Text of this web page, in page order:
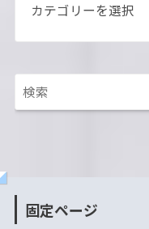
固定ページ